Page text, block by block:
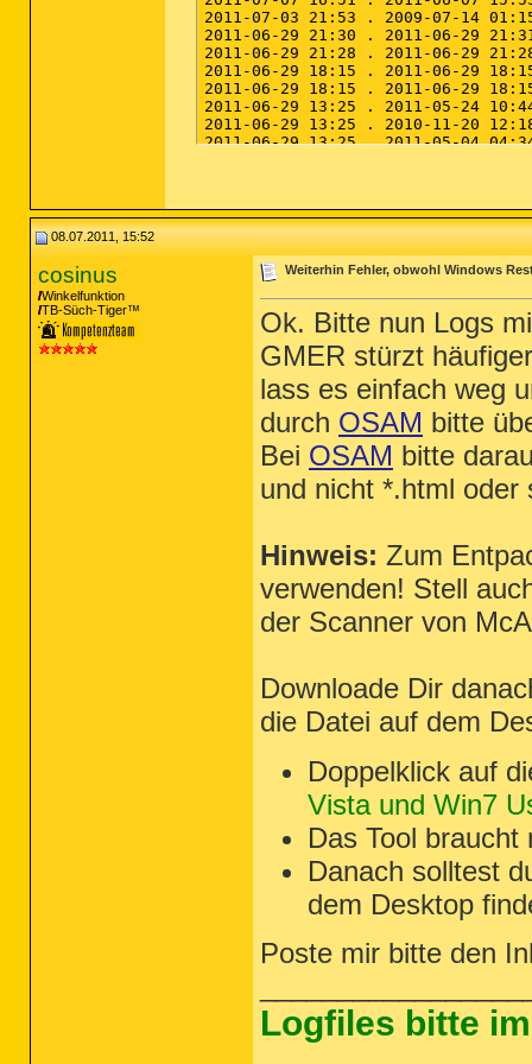
08.07.2011, 15:52
cosinus
Winkelfunktion
TB-Süch-Tiger™
Weiterhin Fehler, obwohl Windows
Ok. Bitte nun Logs
GMER stürzt
lass es einfach weg
durch OSAM bitte
Bei OSAM bitte
und nicht *.html oder
Hinweis: Zum
verwenden! Stell
der Scanner von
Downloade Dir
die Datei auf dem
Doppelklick auf
Vista und Win7
Das Tool
Danach solltest
dem Desktop
Poste mir bitte den
Logfiles bitte